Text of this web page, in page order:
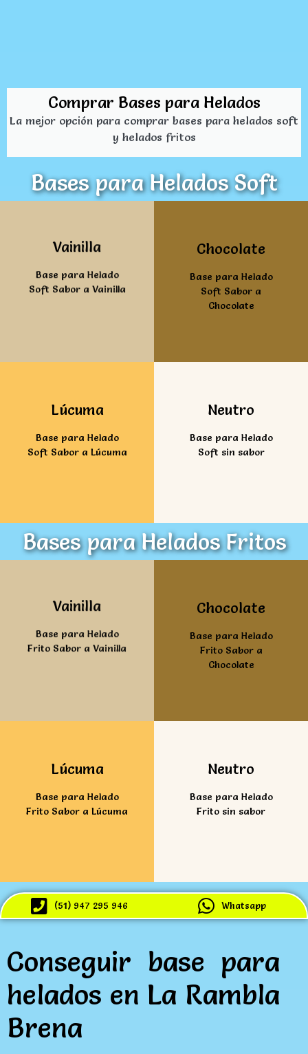
Comprar Bases para Helados
La mejor opción para comprar bases para helados soft
y helados fritos
Bases para Helados Soft
Vainilla
Base para Helado
Soft Sabor a Vainilla
Ver mas Chocolate
Base para Helado
Soft Sabor a
Chocolate
Lúcuma
Base para Helado
Soft Sabor a Lúcuma
Neutro
Base para Helado
Soft sin sabor
Bases para Helados Fritos
Vainilla
Base para Helado
Frito Sabor a Vainilla
Ver mas Chocolate
Base para Helado
Frito Sabor a
Chocolate
Lúcuma
Base para Helado
Frito Sabor a Lúcuma
Neutro
Base para Helado
Frito sin sabor
(51) 947 295 946 Whatsapp
Conseguir base para
helados en La Rambla
Brena